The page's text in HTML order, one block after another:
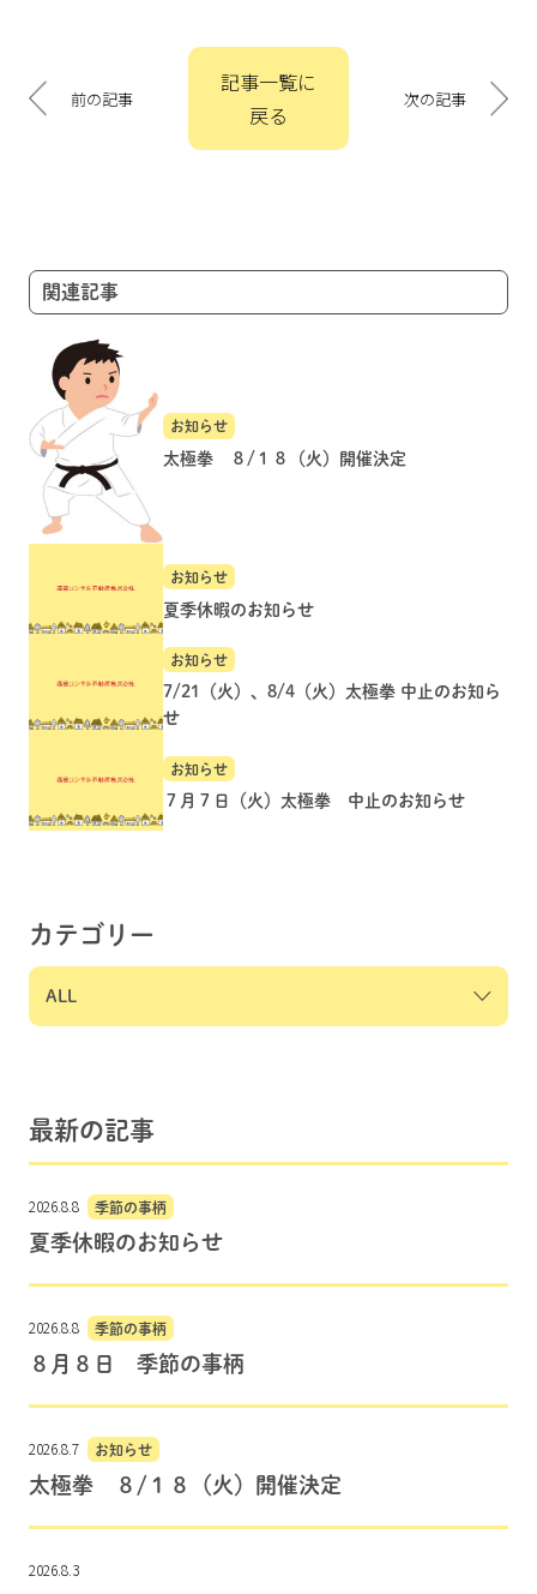
稿
ナ
ョ
ン
前の記事
記事一覧に
戻る
次の記事
関連記事
お知らせ
太極拳 ８/１８（火）開催決定
お知らせ
夏季休暇のお知らせ
お知らせ
7/21（火）、8/4（火）太極拳 中止のお知ら
せ
お知らせ
７月７日（火）太極拳 中止のお知らせ
カテゴリー
最新の記事
2026.8.8 季節の事柄
夏季休暇のお知らせ
2026.8.8 季節の事柄
８月８日 季節の事柄
2026.8.7 お知らせ
太極拳 ８/１８（火）開催決定
2026.8.3